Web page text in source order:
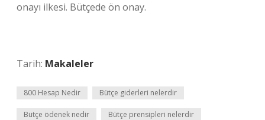
onayı ilkesi. Bütçede ön onay.
Tarih: Makaleler
800 Hesap Nedir Bütçe giderleri nelerdir
Bütçe ödenek nedir Bütçe prensipleri nelerdir